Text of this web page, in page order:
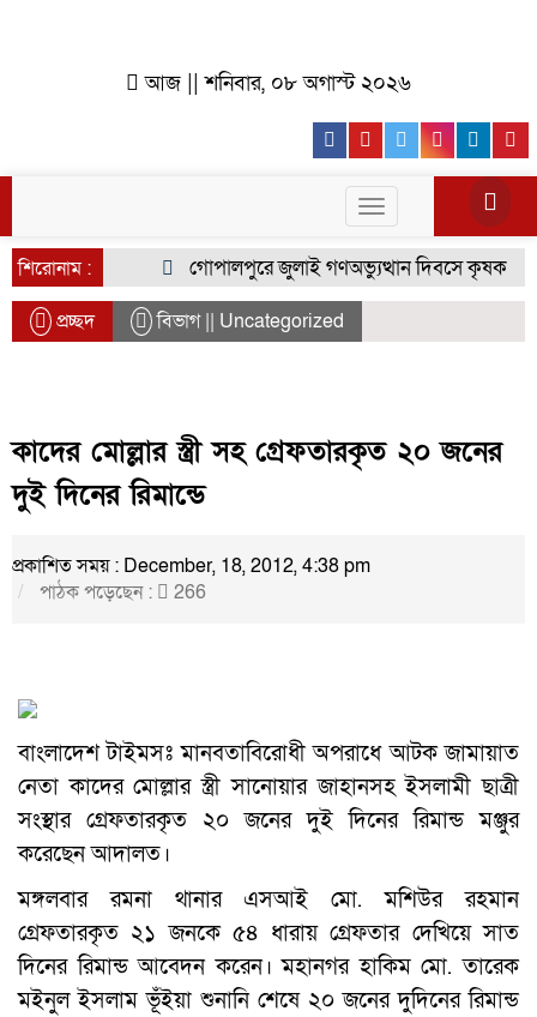
আজ || শনিবার, ০৮ অগাস্ট ২০২৬
Facebook
YoutubeTwitter
Toggle
navigation
শিরোনাম :
গোপালপুরে জুলাই গণঅভ্যুত্থান দিবসে কৃষক
প্রচ্ছদ বিভাগ || Uncategorized
কাদের মোল্লার স্ত্রী সহ গ্রেফতারকৃত ২০ জনের
দুই দিনের রিমান্ডে
প্রকাশিত সময় : December, 18, 2012, 4:38 pm
পাঠক পড়েছেন :
266
বাংলাদেশ টাইমসঃ মানবতাবিরোধী অপরাধে আটক জামায়াত
নেতা কাদের মোল্লার স্ত্রী সানোয়ার জাহানসহ ইসলামী ছাত্রী
সংস্থার গ্রেফতারকৃত ২০ জনের দুই দিনের রিমান্ড মঞ্জুর
করেছেন আদালত।
মঙ্গলবার রমনা থানার এসআই মো. মশিউর রহমান
গ্রেফতারকৃত ২১ জনকে ৫৪ ধারায় গ্রেফতার দেখিয়ে সাত
দিনের রিমান্ড আবেদন করেন। মহানগর হাকিম মো. তারেক
মইনুল ইসলাম ভূঁইয়া শুনানি শেষে ২০ জনের দুদিনের রিমান্ড